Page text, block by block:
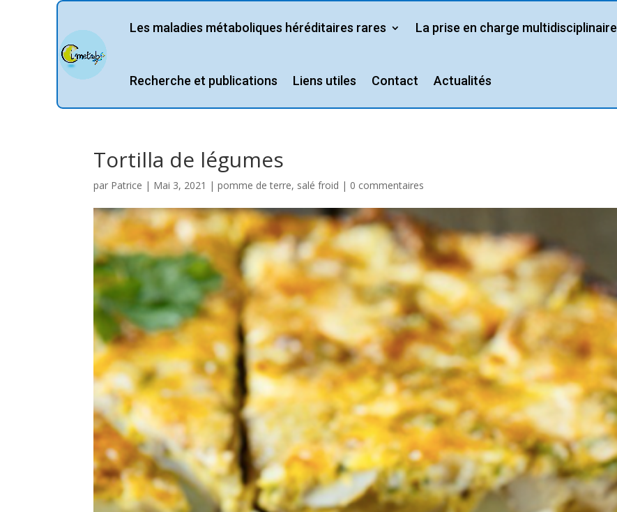
Les maladies métaboliques héréditaires rares La prise en charge multidisciplinaire
Recherche et publications Liens utiles Contact Actualités
Tortilla de légumes
par Patrice | Mai 3, 2021 |pomme de terre, salé froid | 0 commentaires